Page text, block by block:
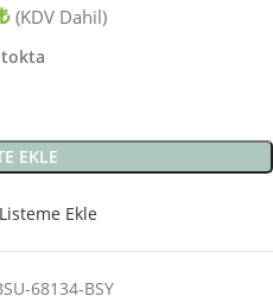
(KDV Dahil)
EKLE
Ekle
68134-BSY